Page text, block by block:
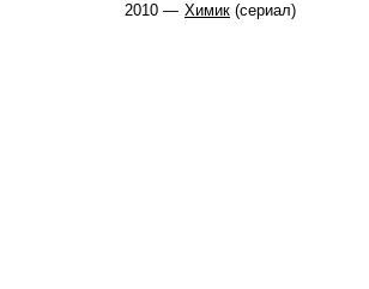
2010 — Химик (сериал)